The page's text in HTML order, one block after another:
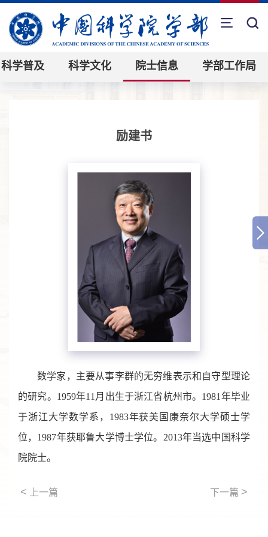
科学普及 科学文化 院士信息 学部工作局
励建书
数学家，主要从事李群的无穷维表示和自守型理论
的研究。1959年11月出生于浙江省杭州市。1981年毕业
于浙江大学数学系，1983年获美国康奈尔大学硕士学
位，1987年获耶鲁大学博士学位。2013年当选中国科学
院院士。
< 上一篇 下一篇 >